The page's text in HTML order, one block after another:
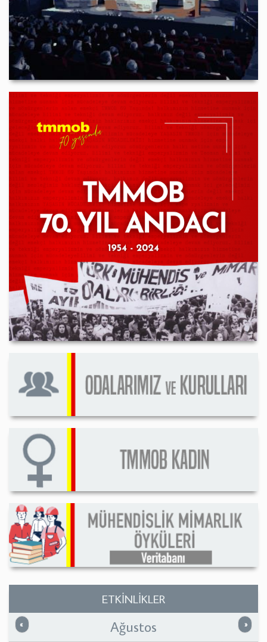
ETKİNLİKLER
« Önceki »
Ağustos